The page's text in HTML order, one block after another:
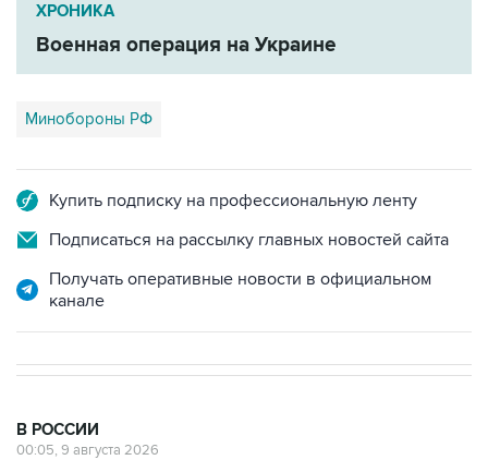
ХРОНИКА
Военная операция на Украине
Минобороны РФ
Купить подписку на профессиональную ленту
Подписаться на рассылку главных новостей сайта
Получать оперативные новости в официальном
канале
В РОССИИ
00:05, 9 августа 2026